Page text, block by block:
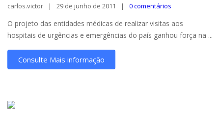
carlos.victor 29 de junho de 2011 0 comentários
O projeto das entidades médicas de realizar visitas aos
hospitais de urgências e emergências do país ganhou força na ...
Consulte Mais informação